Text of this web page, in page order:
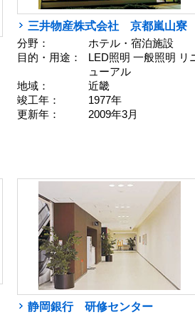
三井物産株式会社 京都嵐山寮
分野：
ホテル・宿泊施設
目的・用途：
LED照明 一般照明 リ
ューアル
地域：
近畿
竣工年：
1977年
更新年：
2009年3月
静岡銀行 研修センター